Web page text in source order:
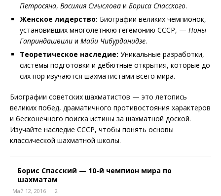
Петросяна, Василия Смыслова и Бориса Спасского.
Женское лидерство: Биографии великих чемпионок,
установивших многолетнюю гегемонию СССР, — Ноны
Гаприндашвили и Майи Чибурданидзе.
Теоретическое наследие: Уникальные разработки,
системы подготовки и дебютные открытия, которые до
сих пор изучаются шахматистами всего мира.
Биографии советских шахматистов — это летопись
великих побед, драматичного противостояния характеров
и бесконечного поиска истины за шахматной доской.
Изучайте наследие СССР, чтобы понять основы
классической шахматной школы.
Борис Спасский — 10-й чемпион мира по
шахматам
Май 12, 2016 2